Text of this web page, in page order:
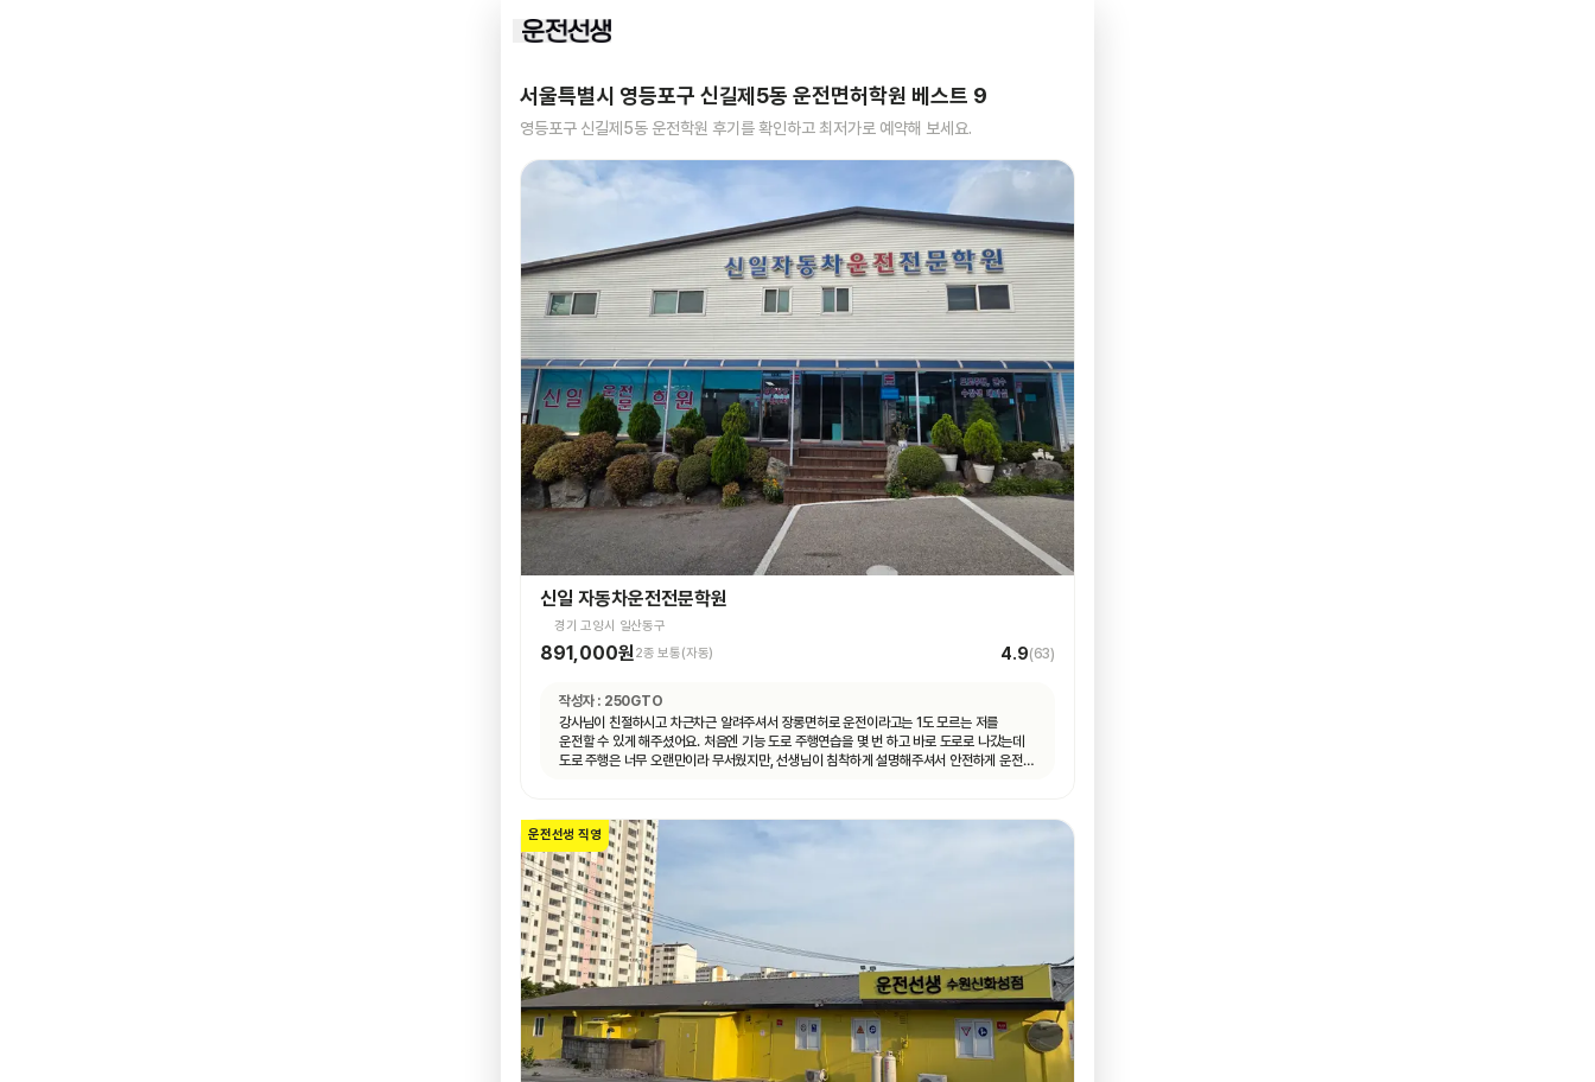
서울특별시 영등포구 신길제5동 운전면허학원 베스트 9
영등포구 신길제5동 운전학원 후기를 확인하고 최저가로 예약해 보세요.
신일 자동차운전전문학원
경기 고양시 일산동구
891,000원 2종 보통(자동) 4.9(63)
작성자 : 250GTO
강사님이 친절하시고 차근차근 알려주셔서 장롱면허로 운전이라고는 1도 모르는 저를
운전할 수 있게 해주셨어요. 처음엔 기능 도로 주행연습을 몇 번 하고 바로 도로로 나갔는데
도로 주행은 너무 오랜만이라 무서웠지만, 선생님이 침착하게 설명해주셔서 안전하게 운전할
운전선생 직영